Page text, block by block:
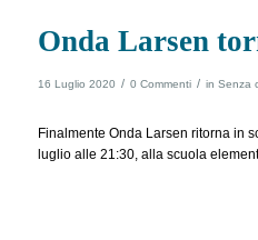
Onda Larsen
16 Luglio 2020 / 0 Commenti / in Senza
Finalmente Onda Larsen ritorna in
luglio alle 21:30, alla scuola